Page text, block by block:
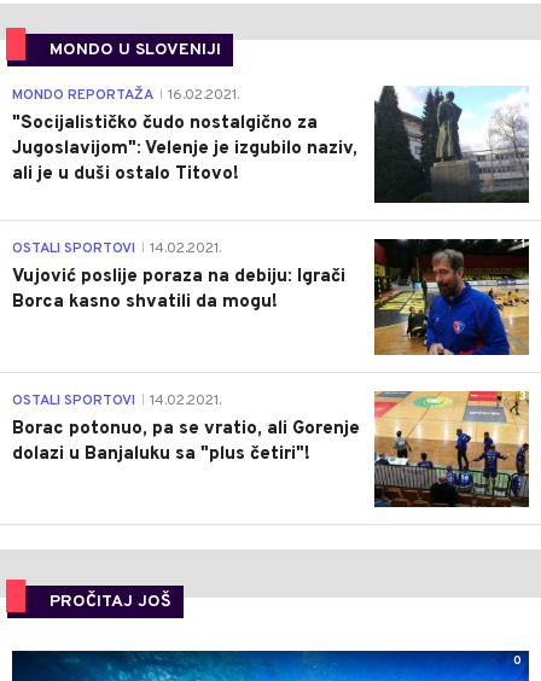
MONDO U SLOVENIJI
4
MONDO REPORTAŽA 16.02.2021.
"Socijalističko čudo nostalgično za
Jugoslavijom": Velenje je izgubilo naziv,
ali je u duši ostalo Titovo!
1
OSTALI SPORTOVI 14.02.2021.
Vujović poslije poraza na debiju: Igrači
Borca kasno shvatili da mogu!
3
OSTALI SPORTOVI 14.02.2021.
Borac potonuo, pa se vratio, ali Gorenje
dolazi u Banjaluku sa "plus četiri"!
PROČITAJ JOŠ
0